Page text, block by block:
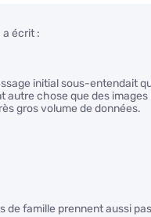
écrit :
initial sous-entendait
autre chose que des images
gros volume de données.
de famille prennent aussi